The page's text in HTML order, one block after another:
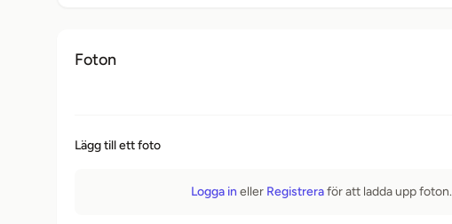
Foton
Lägg till ett foto
Logga in eller Registreraför att ladda upp foton.